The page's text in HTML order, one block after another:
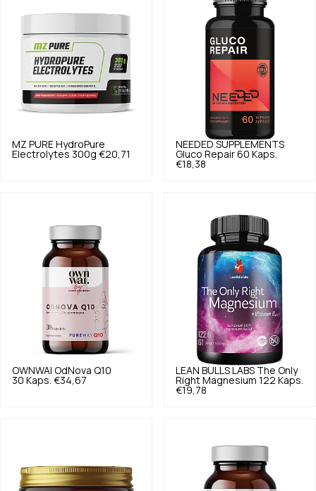
MZ PURE HydroPure
Electrolytes 300g €20,71
NEEDED SUPPLEMENTS
Gluco Repair 60 Kaps.
€18,38
OWNWAI OdNova Q10
30 Kaps. €34,67
LEAN BULLS LABS The Only
Right Magnesium 122 Kaps.
€19,78